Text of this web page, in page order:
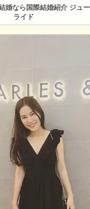
婚なら国際結婚紹介 ジュ
ライド